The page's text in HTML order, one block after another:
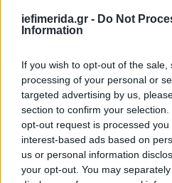
iefimerida.gr - Do Not
Information
If you wish to opt-out of the
processing of your personal or
targeted advertising by us,
section to confirm your
opt-out request is processed
interest-based ads based on
us or personal information
your opt-out. You may
ΖΩΗ 13/11/2025 12:39
Η Ντέμι Μουρ μόλις